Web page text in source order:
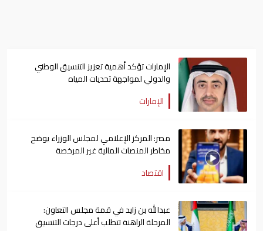
الإمارات تؤكد أهمية تعزيز التنسيق الوطني
والدولي لمواجهة تحديات المياه
الإمارات
مصر: المركز الإعلامي لمجلس الوزراء يوضح
مخاطر المنصات المالية غير المرخصة
اقتصاد
عبدالله بن زايد في قمة مجلس التعاون:
المرحلة الراهنة تتطلب أعلى درجات التنسيق